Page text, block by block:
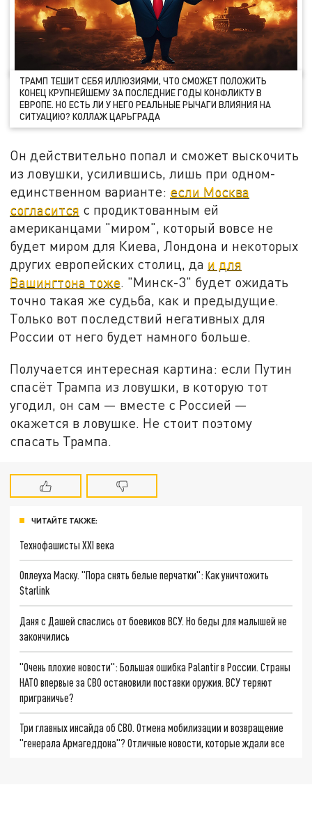
ТРАМП ТЕШИТ СЕБЯ ИЛЛЮЗИЯМИ, ЧТО СМОЖЕТ ПОЛОЖИТЬ
КОНЕЦ КРУПНЕЙШЕМУ ЗА ПОСЛЕДНИЕ ГОДЫ КОНФЛИКТУ В
ЕВРОПЕ. НО ЕСТЬ ЛИ У НЕГО РЕАЛЬНЫЕ РЫЧАГИ ВЛИЯНИЯ НА
СИТУАЦИЮ? КОЛЛАЖ ЦАРЬГРАДА
Он действительно попал и сможет выскочить
из ловушки, усилившись, лишь при одном-
единственном варианте: если Москва
согласится с продиктованным ей
американцами "миром", который вовсе не
будет миром для Киева, Лондона и некоторых
других европейских столиц, да и для
Вашингтона тоже. "Минск-3" будет ожидать
точно такая же судьба, как и предыдущие.
Только вот последствий негативных для
России от него будет намного больше.
Получается интересная картина: если Путин
спасёт Трампа из ловушки, в которую тот
угодил, он сам — вместе с Россией —
окажется в ловушке. Не стоит поэтому
спасать Трампа.
ЧИТАЙТЕ ТАКЖЕ:
Технофашисты XXI века
Оплеуха Маску. "Пора снять белые перчатки": Как уничтожить
Starlink
Даня с Дашей спаслись от боевиков ВСУ. Но беды для малышей не
закончились
"Очень плохие новости": Большая ошибка Palantir в России. Страны
НАТО впервые за СВО остановили поставки оружия. ВСУ теряют
приграничье?
Три главных инсайда об СВО. Отмена мобилизации и возвращение
"генерала Армагеддона"? Отличные новости, которые ждали все